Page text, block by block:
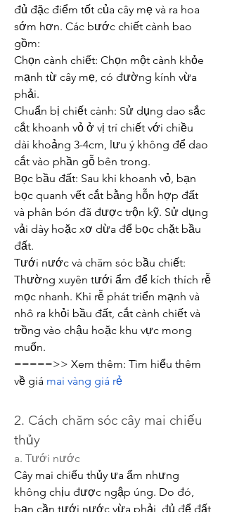
đủ đặc điểm tốt của cây mẹ và ra hoa
sớm hơn. Các bước chiết cành bao
gồm:
Chọn cành chiết: Chọn một cành khỏe
mạnh từ cây mẹ, có đường kính vừa
phải.
Chuẩn bị chiết cành: Sử dụng dao sắc
cắt khoanh vỏ ở vị trí chiết với chiều
dài khoảng 3-4cm, lưu ý không để dao
cắt vào phần gỗ bên trong.
Bọc bầu đất: Sau khi khoanh vỏ, bạn
bọc quanh vết cắt bằng hỗn hợp đất
và phân bón đã được trộn kỹ. Sử dụng
vải dày hoặc xơ dừa để bọc chặt bầu
đất.
Tưới nước và chăm sóc bầu chiết:
Thường xuyên tưới ẩm để kích thích rễ
mọc nhanh. Khi rễ phát triển mạnh và
nhô ra khỏi bầu đất, cắt cành chiết và
trồng vào chậu hoặc khu vực mong
muốn.
=====>> Xem thêm: Tìm hiểu thêm
về giá mai vàng giá rẻ
2. Cách chăm sóc cây mai chiếu
thủy
a. Tưới nước
Cây mai chiếu thủy ưa ẩm nhưng
không chịu được ngập úng. Do đó,
bạn cần tưới nước vừa phải, đủ để đất